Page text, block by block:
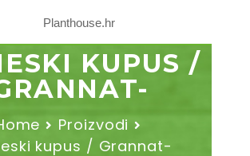
Planthouse.hr
KUPUS /
Proizvodi
kupus / Grannat-